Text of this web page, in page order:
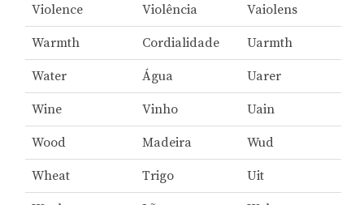
Violence Violência Vaiolens
Warmth Cordialidade Uarmth
Water Água Uarer
Wine Vinho Uain
Wood Madeira Wud
Wheat Trigo Uit